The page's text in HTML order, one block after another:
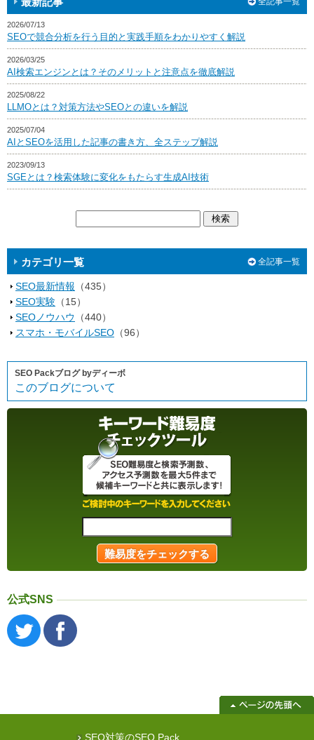
2026/07/13
SEOで競合分析を行う目的と実践手順をわかりやすく解説
2026/03/25
AI検索エンジンとは？そのメリットと注意点を徹底解説
2025/08/22
LLMOとは？対策方法やSEOとの違いを解説
2025/07/04
AIとSEOを活用した記事の書き方、全ステップ解説
2023/09/13
SGEとは？検索体験に変化をもたらす生成AI技術
カテゴリ一覧 全記事一覧
SEO最新情報 （435）
SEO実験 （15）
SEOノウハウ
（440）
スマホ・モバイルSEO （96）
SEO Packブログ byディーボ
このブログについて
公式SNS
SEO対策のSEO Pack